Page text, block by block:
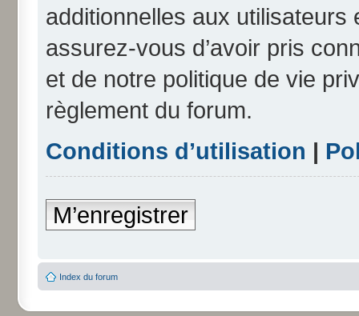
additionnelles aux
assurez-vous d’avoir pris
et de notre politique de vie
règlement du forum.
Conditions d’utilisation |
M’enregistrer
Index du forum